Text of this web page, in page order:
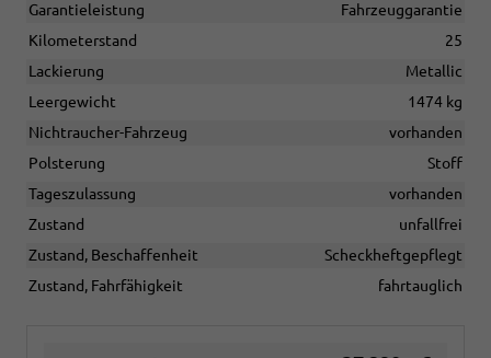
Garantieleistung
Fahrzeuggarantie
Kilometerstand
25
Lackierung
Metallic
Leergewicht
1474 kg
Nichtraucher-Fahrzeug
vorhanden
Polsterung
Stoff
Tageszulassung
vorhanden
Zustand
unfallfrei
Zustand, Beschaffenheit
Scheckheftgepflegt
Zustand, Fahrfähigkeit
fahrtauglich